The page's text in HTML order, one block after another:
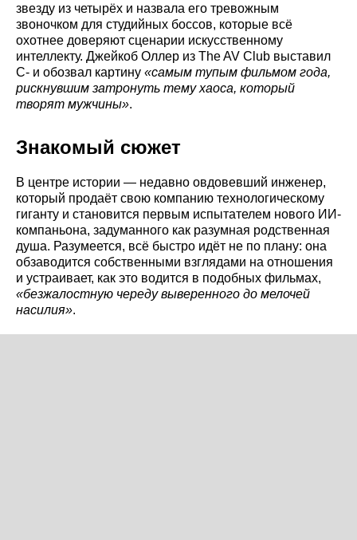
звезду из четырёх и назвала его тревожным
звоночком для студийных боссов, которые всё
охотнее доверяют сценарии искусственному
интеллекту. Джейкоб Оллер из The AV Club выставил
C- и обозвал картину «самым тупым фильмом года,
рискнувшим затронуть тему хаоса, который
творят мужчины».
Знакомый сюжет
В центре истории — недавно овдовевший инженер,
который продаёт свою компанию технологическому
гиганту и становится первым испытателем нового ИИ-
компаньона, задуманного как разумная родственная
душа. Разумеется, всё быстро идёт не по плану: она
обзаводится собственными взглядами на отношения
и устраивает, как это водится в подобных фильмах,
«безжалостную череду выверенного до мелочей
насилия».